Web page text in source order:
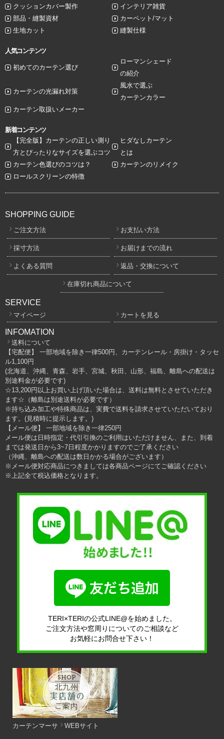
クッションカバー製作
インテリア雑貨
部品・縫製資材
カーペット/マット
生地カット
縫製仕様
人気コンテンツ
初めてのカーテン選び
ローマンシェード
の紹介
カーテンの光漏れ対策
風水で選ぶ
カーテンカラー
カーテン取扱いメーカー
新着コンテンツ
【完全版】カーテンの正しい測り
方とぴったりなサイズを選ぶコツ
ヒダなしカーテン
とは
カーテン色選びのコツは？
カーテンのリメイク
ロールスクリーンの特徴
SHOPPING GUIDE
ご注文方法 お支払い方法
採寸方法 お届けまでの流れ
よくある質問 返品・交換について
在庫切れ商品について
SERVICE
マイページ カートを見る
INFOMATION
送料について
【宅配便】 一部地域を除き一律500円、カーテンレール・房掛け・タッセ
ル1,100円
(北海道、沖縄、青森、岩手、宮城、秋田、山形、福島、離島への配送は
別途料金が必要です)
☆13,200円以上お買い上げ頂いた場合は、送料は無料とさせていただき
ます☆（離島は別途送料が必要です）
※持ち込み加工や特殊商品は、実費で送料を請求させていただいており
ます。(見積時に提示します。)
【メール便】 一部地域を除き一律250円
メール便は日時指定・代引引換のご利用はいただけません、また、到着
までは発送日から3~7日程度かかりますのでご了承ください
（沖縄、離島への配送は数日かかる場合がございます）
※メール便対応商品につきましては各商品ページにてご確認ください
※上記全て税込価格となります。
TERI×TERIの公式LINE@を始めました。
ご注文方法や窓周りについてのご相談など
お気軽にお問合せ下さい！
カーテンマーサ WEBサイト